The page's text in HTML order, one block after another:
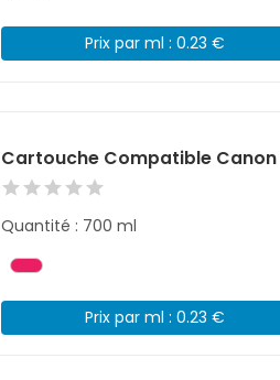
Prix par ml : 0.23 €
Cartouche Compatible Canon
Quantité : 700 ml
Prix par ml : 0.23 €